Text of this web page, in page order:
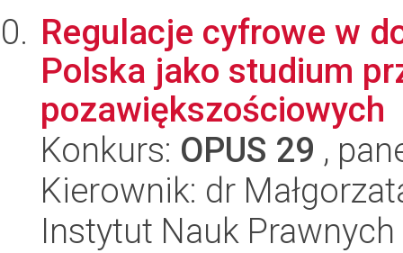
Regulacje cyfrowe w
Polska jako studium
pozawiększościowych
Konkurs: OPUS 29 ,
Kierownik: dr
Instytut Nauk Prawnych